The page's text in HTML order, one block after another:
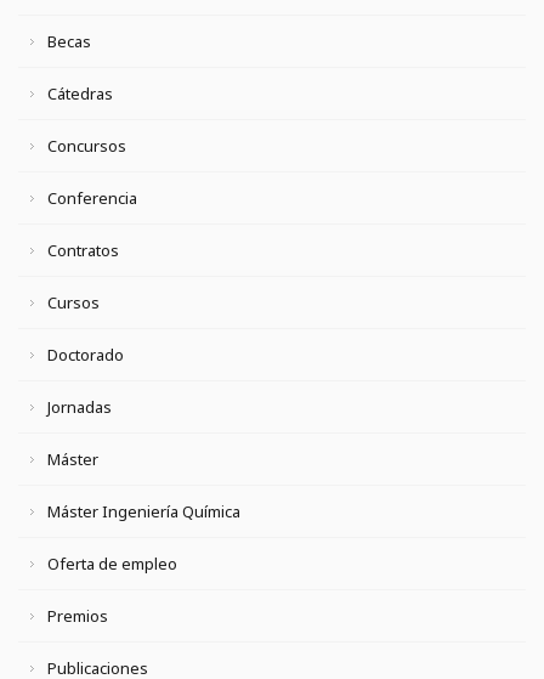
Becas
Cátedras
Concursos
Conferencia
Contratos
Cursos
Doctorado
Jornadas
Máster
Máster Ingeniería Química
Oferta de empleo
Premios
Publicaciones